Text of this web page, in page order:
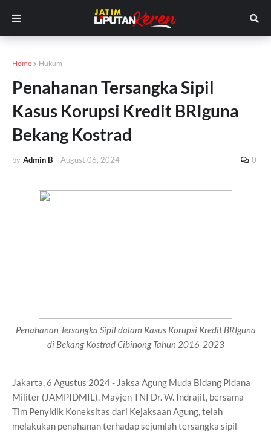
Home Hukum
Penahanan Tersangka Sipil
Kasus Korupsi Kredit BRIguna
Bekang Kostrad
by Admin B - August 06, 2024 0
Penahanan Tersangka Sipil dalam Kasus Korupsi Kredit BRIguna
di Bekang Kostrad Cibinong Tahun 2016-2023
Jakarta, 6 Agustus 2024 - Jaksa Agung Muda Bidang Pidana
Militer (JAMPIDMIL), Mayjen TNI Dr. W. Indrajit, bersama
Tim Penyidik Koneksitas dari Kejaksaan Agung, telah
melakukan penahanan terhadap sejumlah tersangka sipil